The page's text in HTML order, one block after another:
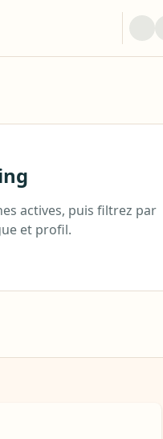
actives, puis filtrez par
et profil.